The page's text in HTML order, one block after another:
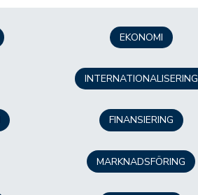
EKONOMI
INTERNATIONALISERING
FINANSIERING
MARKNADSFÖRING